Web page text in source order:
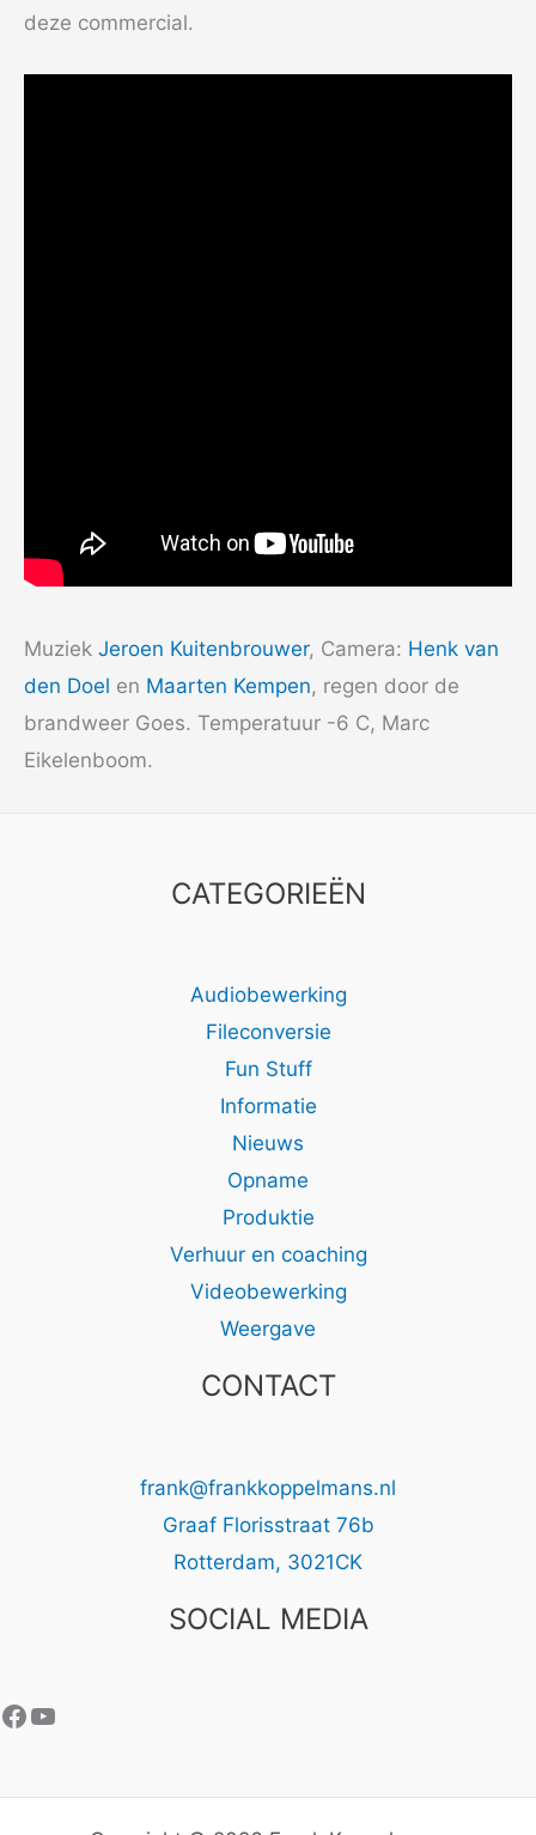
deze commercial.
Muziek Jeroen Kuitenbrouwer, Camera: Henk van
den Doel en Maarten Kempen, regen door de
brandweer Goes. Temperatuur -6 C, Marc
Eikelenboom.
CATEGORIEËN
Audiobewerking
Fileconversie
Fun Stuff
Informatie
Nieuws
Opname
Produktie
Verhuur en coaching
Videobewerking
Weergave
CONTACT
frank@frankkoppelmans.nl
Graaf Florisstraat 76b
Rotterdam, 3021CK
SOCIAL MEDIA
Facebook
YouTube